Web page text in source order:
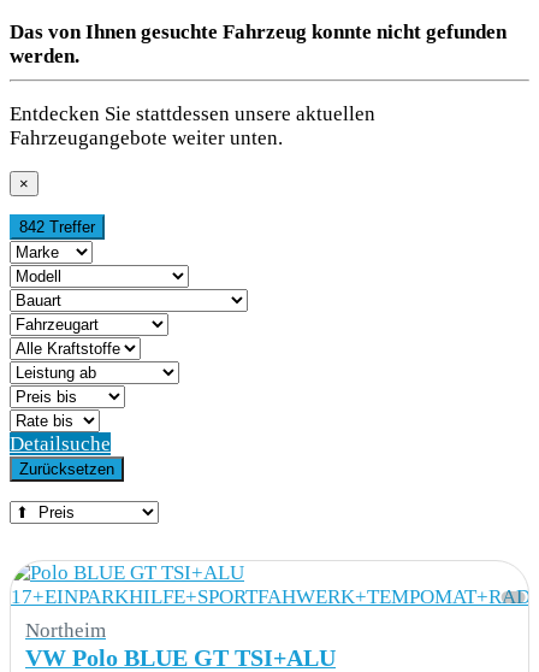
Das von Ihnen gesuchte Fahrzeug konnte nicht gefunden
werden.
Entdecken Sie stattdessen unsere aktuellen
Fahrzeugangebote weiter unten.
×
842 Treffer
Detailsuche
Zurücksetzen
Northeim
VW Polo BLUE GT TSI+ALU